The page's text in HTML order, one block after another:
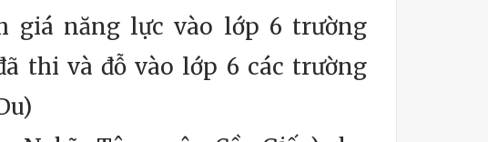
giá năng lực vào lớp 6 trường
thi và đỗ vào lớp 6 các trường